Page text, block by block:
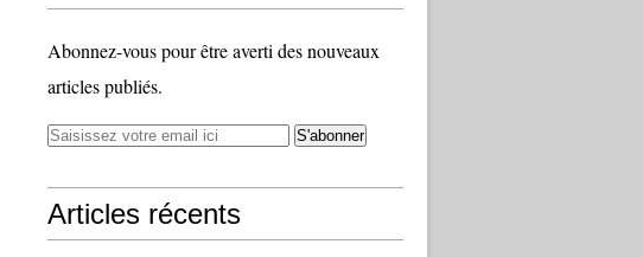
Abonnez-vous pour être averti des nouveaux
articles publiés.
Articles récents